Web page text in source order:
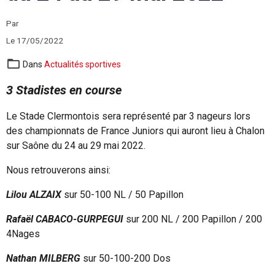
Par
Le 17/05/2022
Dans Actualités sportives
3 Stadistes en course
Le Stade Clermontois sera représenté par 3 nageurs lors
des championnats de France Juniors qui auront lieu à Chalon
sur Saône du 24 au 29 mai 2022.
Nous retrouverons ainsi:
Lilou ALZAIXsur 50-100 NL / 50 Papillon
Rafaël CABACO-GURPEGUI sur 200 NL / 200 Papillon / 200
4Nages
Nathan MILBERG sur 50-100-200 Dos